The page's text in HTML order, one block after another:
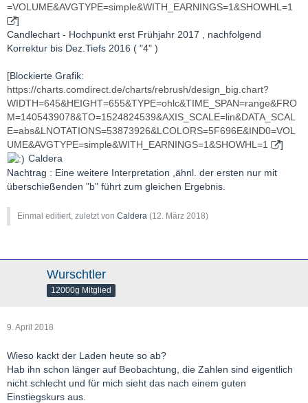
=VOLUME&AVGTYPE=simple&WITH_EARNINGS=1&SHOWHL=1
]
Candlechart - Hochpunkt erst Frühjahr 2017 , nachfolgend
Korrektur bis Dez.Tiefs 2016 ( "4" )
[Blockierte Grafik:
https://charts.comdirect.de/charts/rebrush/design_big.chart?
WIDTH=645&HEIGHT=655&TYPE=ohlc&TIME_SPAN=range&FRO
M=1405439078&TO=1524824539&AXIS_SCALE=lin&DATA_SCAL
E=abs&LNOTATIONS=53873926&LCOLORS=5F696E&IND0=VOL
UME&AVGTYPE=simple&WITH_EARNINGS=1&SHOWHL=1
]
Caldera
Nachtrag : Eine weitere Interpretation ,ähnl. der ersten nur mit
überschießenden "b" führt zum gleichen Ergebnis.
Einmal editiert, zuletzt von Caldera (12. März 2018)
Wurschtler
12000g Mitglied
9. April 2018
Wieso kackt der Laden heute so ab?
Hab ihn schon länger auf Beobachtung, die Zahlen sind eigentlich
nicht schlecht und für mich sieht das nach einem guten
Einstiegskurs aus.